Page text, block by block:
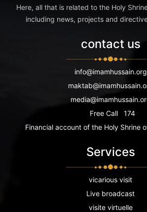
Here, all that is related to the Holy
including news, projects and
contact us
info@imamhussain.org
Free Call
174
Financial account of the Holy Shrine
Services
vicarious visit
Live broadcast
visite virtuelle